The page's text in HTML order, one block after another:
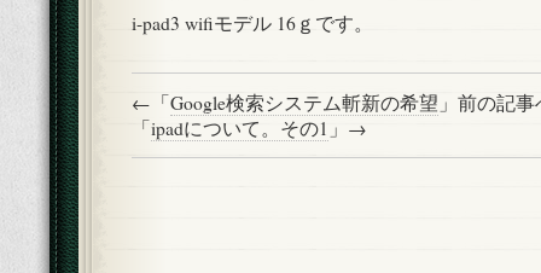
i-pad3 wifiモデル 16ｇです。
←「Google検索システム斬新の希望 」前の記
「ipadについて。その1 」→